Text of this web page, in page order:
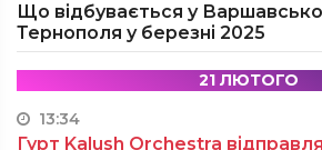
Що відбувається у
Тернополя у березні 2025
21 ЛЮТОГО
13:34
Гурт Kalush Orchestra